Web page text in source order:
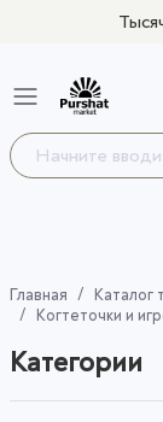
Главная Каталог
Когтеточки и
Категории